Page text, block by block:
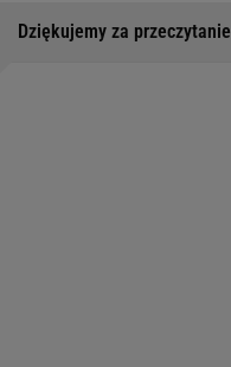
Dziękujemy za przeczytanie